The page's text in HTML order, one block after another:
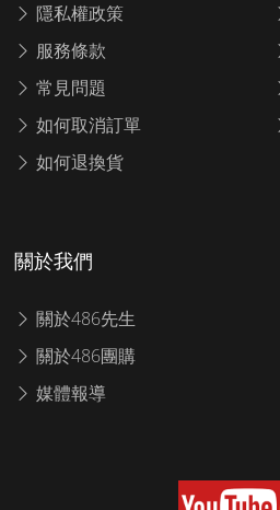
隱私權政策
服務條款
常見問題
如何取消訂單
如何退換貨
關於我們
關於486先生
關於486團購
媒體報導